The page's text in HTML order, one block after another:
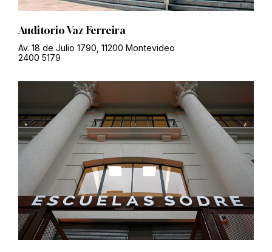
Auditorio Vaz Ferreira
Av. 18 de Julio 1790, 11200 Montevideo
2400 5179